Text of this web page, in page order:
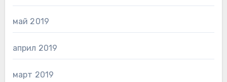
май 2019
април 2019
март 2019